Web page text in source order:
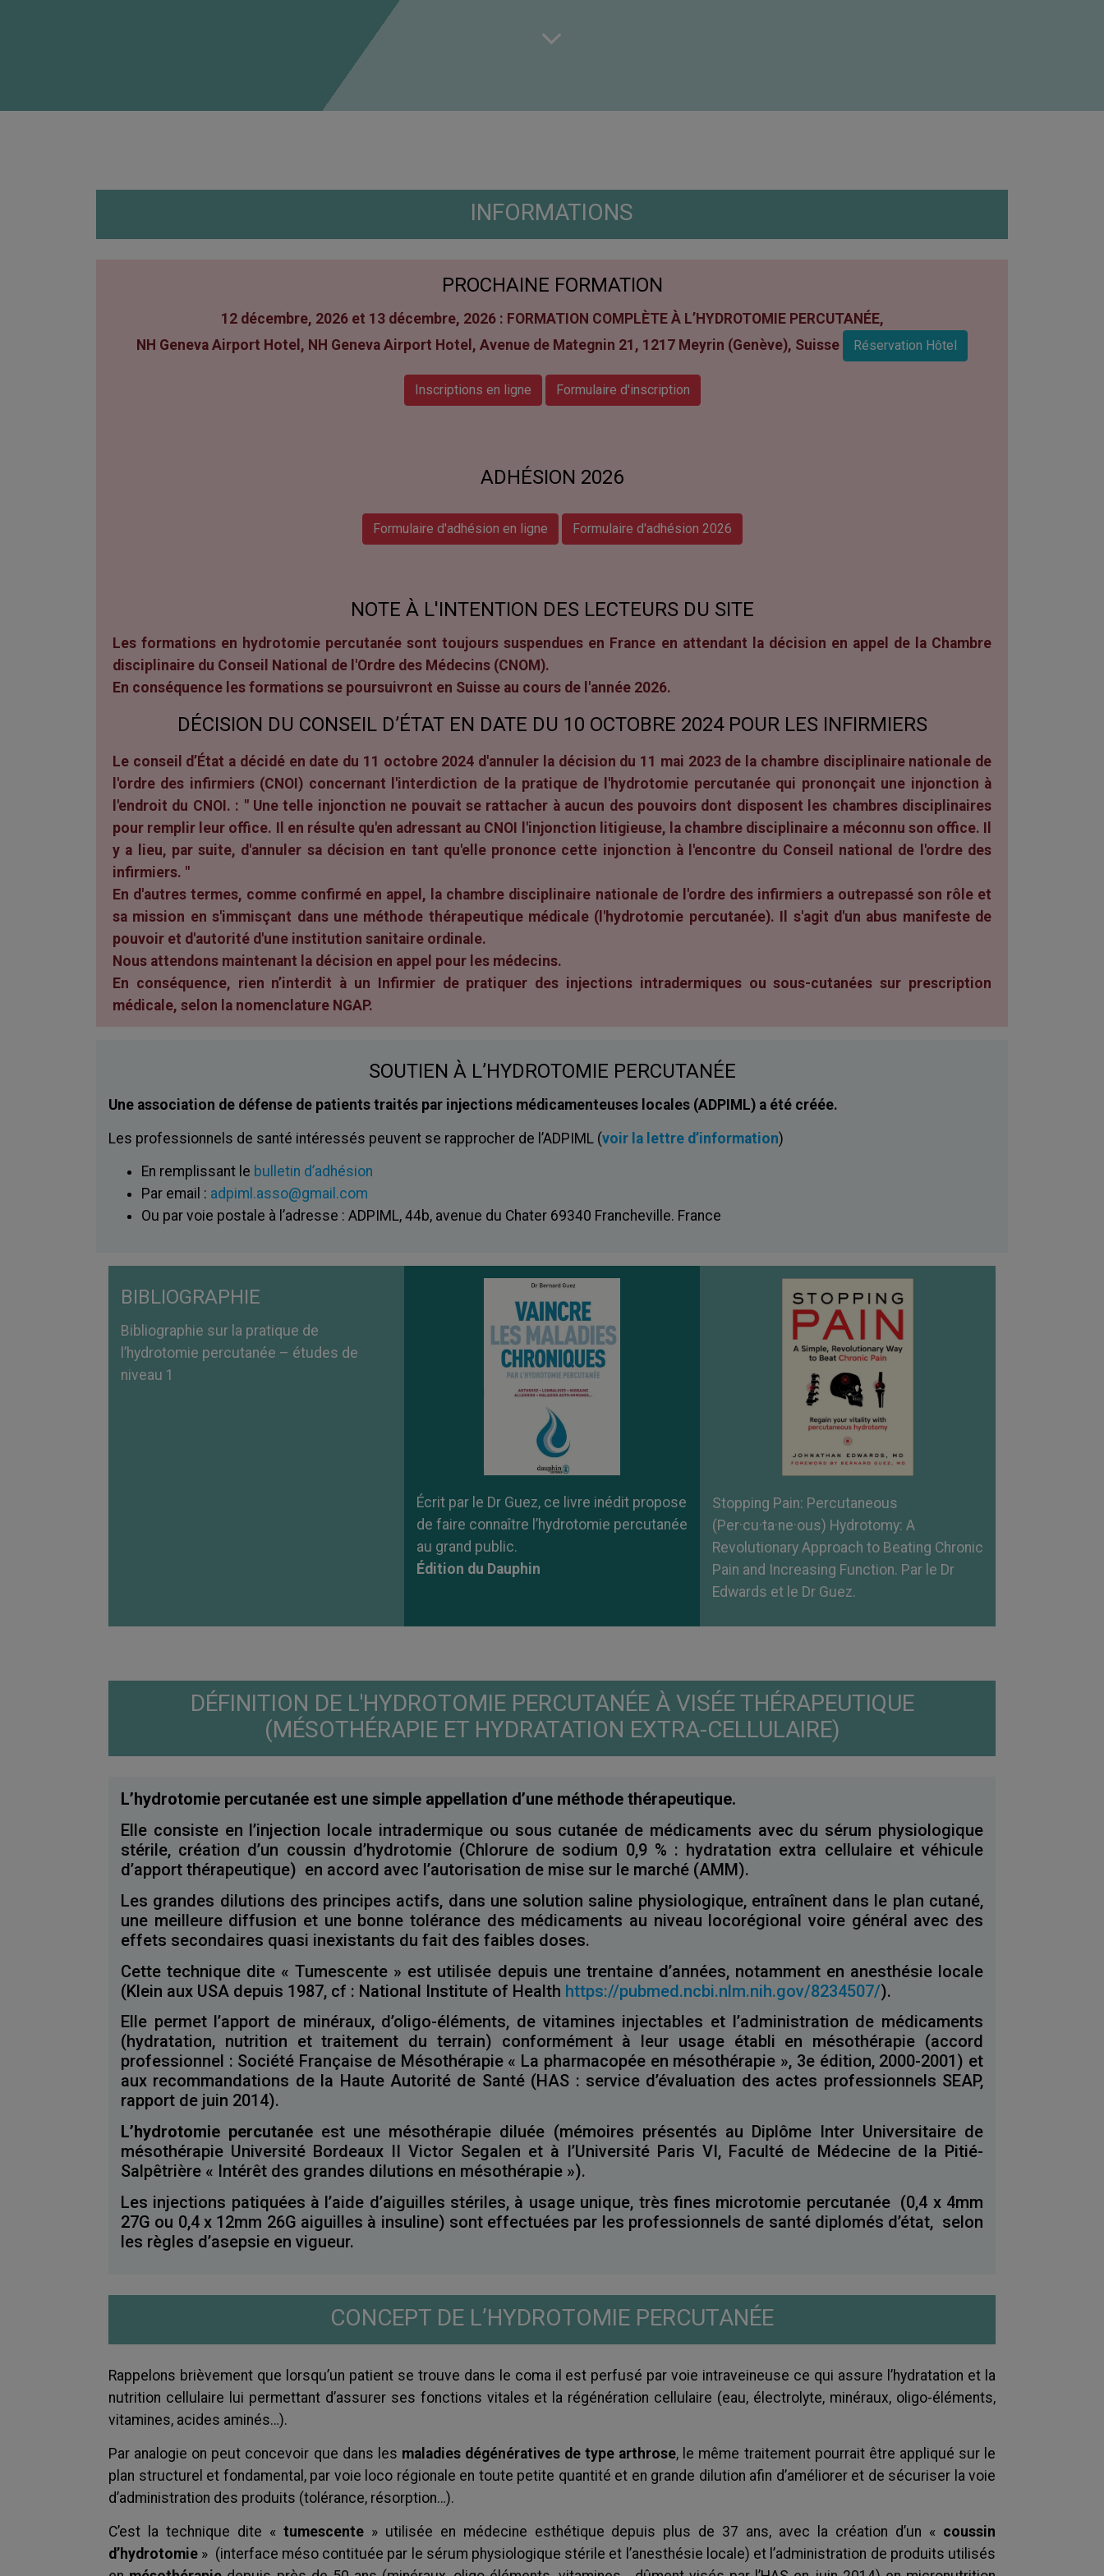
INFORMATIONS
PROCHAINE FORMATION
12 décembre, 2026 et 13 décembre, 2026 : FORMATION COMPLÈTE À L’HYDROTOMIE PERCUTANÉE,
NH Geneva Airport Hotel, NH Geneva Airport Hotel, Avenue de Mategnin 21, 1217 Meyrin (Genève), Suisse
Réservation Hôtel
Inscriptions en ligne Formulaire d'inscription
ADHÉSION 2026
Formulaire d'adhésion en ligne Formulaire d'adhésion 2026
NOTE À L'INTENTION DES LECTEURS DU SITE
Les formations en hydrotomie percutanée sont toujours suspendues en France en attendant la décision en appel de la Chambre
disciplinaire du Conseil National de l'Ordre des Médecins (CNOM).
En conséquence les formations se poursuivront en Suisse au cours de l'année 2026.
DÉCISION DU CONSEIL D’ÉTAT EN DATE DU 10 OCTOBRE 2024 POUR LES INFIRMIERS
Le conseil d’État a décidé en date du 11 octobre 2024 d'annuler la décision du 11 mai 2023 de la chambre disciplinaire nationale de
l'ordre des infirmiers (CNOI) concernant l'interdiction de la pratique de l'hydrotomie percutanée qui prononçait une injonction à
l'endroit du CNOI. : " Une telle injonction ne pouvait se rattacher à aucun des pouvoirs dont disposent les chambres disciplinaires
pour remplir leur office. Il en résulte qu'en adressant au CNOI l'injonction litigieuse, la chambre disciplinaire a méconnu son office. Il
y a lieu, par suite, d'annuler sa décision en tant qu'elle prononce cette injonction à l'encontre du Conseil national de l'ordre des
infirmiers. "
En d'autres termes, comme confirmé en appel, la chambre disciplinaire nationale de l'ordre des infirmiers a outrepassé son rôle et
sa mission en s'immisçant dans une méthode thérapeutique médicale (l'hydrotomie percutanée). Il s'agit d'un abus manifeste de
pouvoir et d'autorité d'une institution sanitaire ordinale.
Nous attendons maintenant la décision en appel pour les médecins.
En conséquence, rien n’interdit à un Infirmier de pratiquer des injections intradermiques ou sous-cutanées sur prescription
médicale, selon la nomenclature NGAP.
SOUTIEN À L’HYDROTOMIE PERCUTANÉE
Une association de défense de patients traités par injections médicamenteuses locales (ADPIML) a été créée.
Les professionnels de santé intéressés peuvent se rapprocher de l’ADPIML (voir la lettre d’information)
En remplissant le bulletin d’adhésion
Par email : adpiml.asso@gmail.com
Ou par voie postale à l’adresse : ADPIML, 44b, avenue du Chater 69340 Francheville. France
BIBLIOGRAPHIE
Bibliographie sur la pratique de
l’hydrotomie percutanée – études de
niveau 1
Écrit par le Dr Guez, ce livre inédit propose
de faire connaître l’hydrotomie percutanée
au grand public.
Édition du Dauphin
Stopping Pain: Percutaneous
(Per·cu·ta·ne·ous) Hydrotomy: A
Revolutionary Approach to Beating Chronic
Pain and Increasing Function. Par le Dr
Edwards et le Dr Guez.
DÉFINITION DE L'HYDROTOMIE PERCUTANÉE À VISÉE THÉRAPEUTIQUE
(MÉSOTHÉRAPIE ET HYDRATATION EXTRA-CELLULAIRE)
L’hydrotomie percutanée est une simple appellation d’une méthode thérapeutique.
Elle consiste en l’injection locale intradermique ou sous cutanée de médicaments avec du sérum physiologique
stérile, création d’un coussin d’hydrotomie (Chlorure de sodium 0,9 % : hydratation extra cellulaire et véhicule
d’apport thérapeutique) en accord avec l’autorisation de mise sur le marché (AMM).
Les grandes dilutions des principes actifs, dans une solution saline physiologique, entraînent dans le plan cutané,
une meilleure diffusion et une bonne tolérance des médicaments au niveau locorégional voire général avec des
effets secondaires quasi inexistants du fait des faibles doses.
Cette technique dite « Tumescente » est utilisée depuis une trentaine d’années, notamment en anesthésie locale
(Klein aux USA depuis 1987, cf : National Institute of Health https://pubmed.ncbi.nlm.nih.gov/8234507/).
Elle permet l’apport de minéraux, d’oligo-éléments, de vitamines injectables et l’administration de médicaments
(hydratation, nutrition et traitement du terrain) conformément à leur usage établi en mésothérapie (accord
professionnel : Société Française de Mésothérapie « La pharmacopée en mésothérapie », 3e édition, 2000-2001) et
aux recommandations de la Haute Autorité de Santé (HAS : service d’évaluation des actes professionnels SEAP,
rapport de juin 2014).
L’hydrotomie percutanée est une mésothérapie diluée (mémoires présentés au Diplôme Inter Universitaire de
mésothérapie Université Bordeaux II Victor Segalen et à l’Université Paris VI, Faculté de Médecine de la Pitié-
Salpêtrière « Intérêt des grandes dilutions en mésothérapie »).
Les injections patiquées à l’aide d’aiguilles stériles, à usage unique, très fines microtomie percutanée (0,4 x 4mm
27G ou 0,4 x 12mm 26G aiguilles à insuline) sont effectuées par les professionnels de santé diplomés d’état, selon
les règles d’asepsie en vigueur.
CONCEPT DE L’HYDROTOMIE PERCUTANÉE
Rappelons brièvement que lorsqu’un patient se trouve dans le coma il est perfusé par voie intraveineuse ce qui assure l’hydratation et la
nutrition cellulaire lui permettant d’assurer ses fonctions vitales et la régénération cellulaire (eau, électrolyte, minéraux, oligo-éléments,
vitamines, acides aminés…).
Par analogie on peut concevoir que dans les maladies dégénératives de type arthrose, le même traitement pourrait être appliqué sur le
plan structurel et fondamental, par voie loco régionale en toute petite quantité et en grande dilution afin d’améliorer et de sécuriser la voie
d’administration des produits (tolérance, résorption…).
C’est la technique dite « tumescente » utilisée en médecine esthétique depuis plus de 37 ans, avec la création d’un « coussin
d’hydrotomie » (interface méso contituée par le sérum physiologique stérile et l’anesthésie locale) et l’administration de produits utilisés